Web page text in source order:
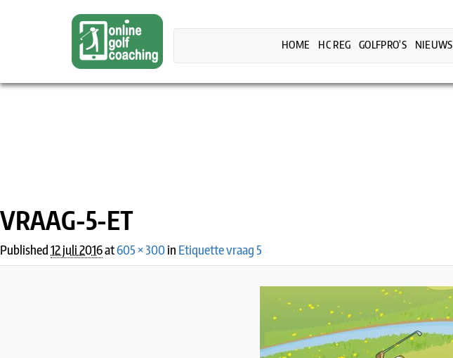
HOME HC REG GOLFPRO’S NIEUWS
VRAAG-5-ET
Published12 juli 2016at605 × 300in Etiquette vraag 5